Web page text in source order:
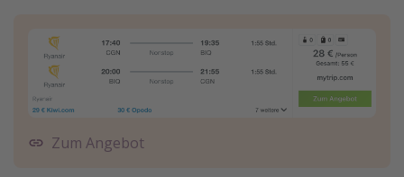
Zum Angebot